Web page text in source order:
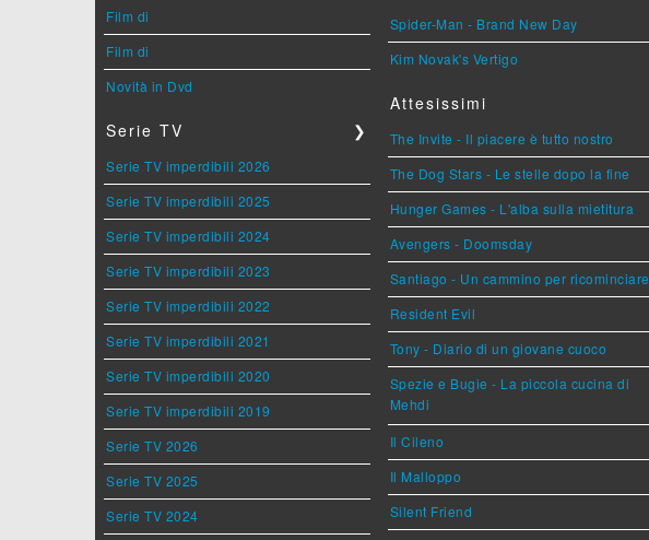
Film di
Film di
Novità in Dvd
Serie TV ❯
Serie TV imperdibili 2026
Serie TV imperdibili 2025
Serie TV imperdibili 2024
Serie TV imperdibili 2023
Serie TV imperdibili 2022
Serie TV imperdibili 2021
Serie TV imperdibili 2020
Serie TV imperdibili 2019
Serie TV 2026
Serie TV 2025
Serie TV 2024
Spider-Man - Brand New Day
Kim Novak's Vertigo
Attesissimi
The Invite - Il piacere è tutto nostro
The Dog Stars - Le stelle dopo la fine
Hunger Games - L'alba sulla mietitura
Avengers - Doomsday
Santiago - Un cammino per ricominciare
Resident Evil
Tony - Diario di un giovane cuoco
Spezie e Bugie - La piccola cucina di
Mehdi
Il Cileno
Il Malloppo
Silent Friend